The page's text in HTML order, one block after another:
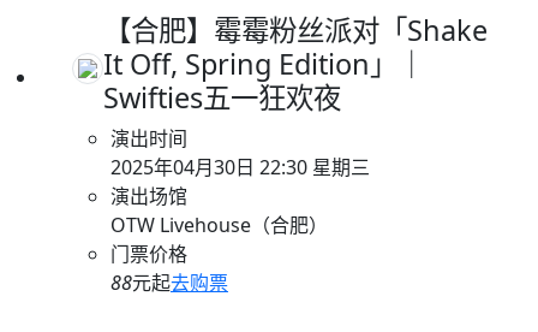
【合肥】霉霉粉丝派对「Shake
It Off, Spring Edition」｜
Swifties五一狂欢夜
演出时间
2025年04月30日 22:30 星期三
演出场馆
OTW Livehouse（合肥）
门票价格
88元起去购票